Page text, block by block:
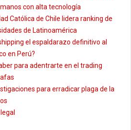
con alta tecnología
Católica de Chile lidera ranking de
de Latinoamérica
el espaldarazo definitivo al
en Perú?
para adentrarte en el trading
para erradicar plaga de la